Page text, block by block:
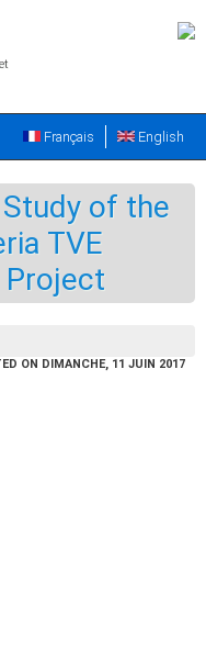
English
Français
of the
TVE
Project
ON DIMANCHE, 11 JUIN 2017